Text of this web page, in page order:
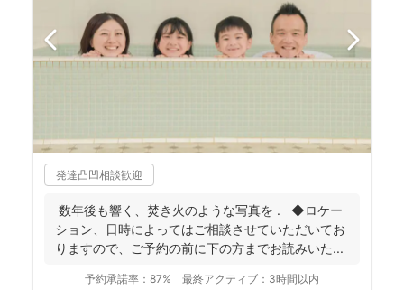
発達凸凹相談歓迎
数年後も響く、焚き火のような写真を . ◆ロケー
ション、日時によってはご相談させていただいてお
りますので、ご予約の前に下の方までお読みいた...
予約承諾率： 87% 最終アクティブ： 3時間以内